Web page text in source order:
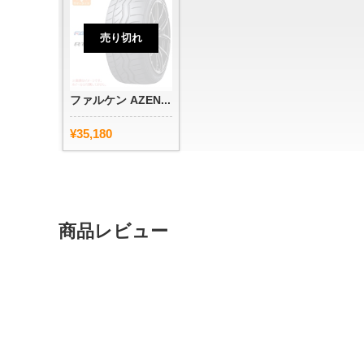
売り切れ
ファルケン AZEN...
¥35,180
商品レビュー